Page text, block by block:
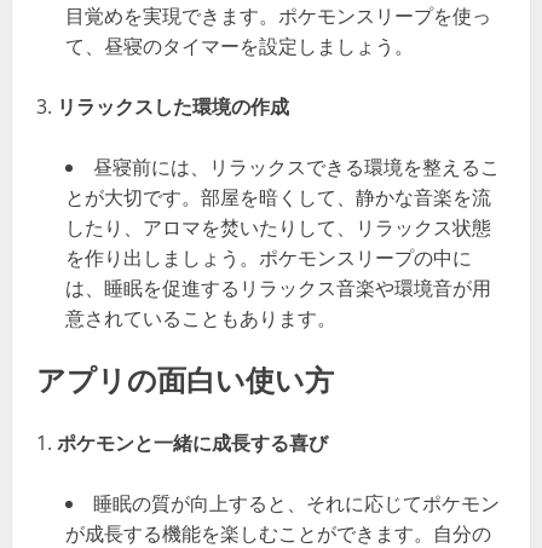
目覚めを実現できます。ポケモンスリープを使っ
て、昼寝のタイマーを設定しましょう。
リラックスした環境の作成
昼寝前には、リラックスできる環境を整えるこ
とが大切です。部屋を暗くして、静かな音楽を流
したり、アロマを焚いたりして、リラックス状態
を作り出しましょう。ポケモンスリープの中に
は、睡眠を促進するリラックス音楽や環境音が用
意されていることもあります。
アプリの面白い使い方
ポケモンと一緒に成長する喜び
睡眠の質が向上すると、それに応じてポケモン
が成長する機能を楽しむことができます。自分の